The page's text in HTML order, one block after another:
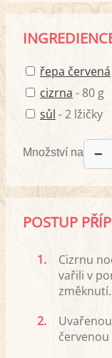
řepa červená
cizrna - 80 g
sůl - 2 lžičky
Množství na −
POSTUP
1.
Cizrnu
vařili v
změknutí.
2.